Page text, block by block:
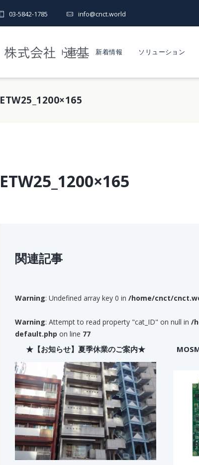
03-5842-1785 info@cnct.world
トップ 新着情報 ソリューション
ETW25_1200×165
ETW25_1200×165
関連記事
Warning: Undefined array key 0 in /home/cnct/
Warning: Attempt to read property "cat_ID" on null in /
default.php on line 77
★【お知らせ】夏季休業のご案内★